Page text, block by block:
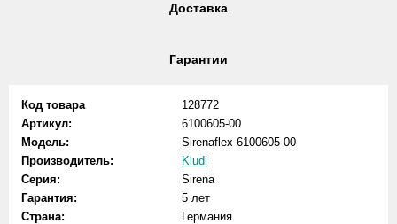
Доставка
Гарантии
Код товара
128772
Артикул:
6100605-00
Модель:
Sirenaflex 6100605-00
Производитель:
Kludi
Серия:
Sirena
Гарантия:
5 лет
Страна:
Германия